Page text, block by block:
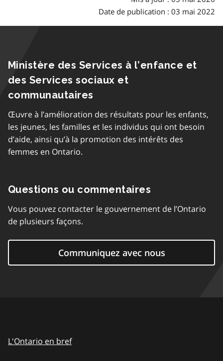
Date de publication : 03 mai 2022
Ministère des Services à l’enfance et
des Services sociaux et
communautaires
Œuvre à l’amélioration des résultats pour les enfants,
les jeunes, les familles et les individus qui ont besoin
d’aide, ainsi qu’à la promotion des intérêts des
femmes en Ontario.
Questions ou commentaires
Vous pouvez contacter le gouvernement de l’Ontario
de plusieurs façons.
Communiquez avec nous
L'Ontario en bref